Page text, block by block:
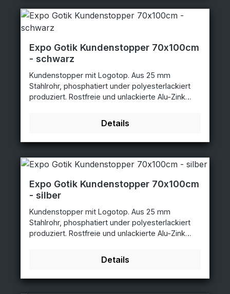
Expo Gotik Kundenstopper 70x100cm
- schwarz
Kundenstopper mit Logotop. Aus 25 mm
Stahlrohr, phosphatiert under polyesterlackiert
produziert. Rostfreie und unlackierte Alu-Zink
Magnet. Poster Größe: 70x100cmAbmessungen:
78x163cmLogo Größe: 71x37cm schwarz -
Details
Expo Gotik Kundenstopper 70x100cm
- silber
Kundenstopper mit Logotop. Aus 25 mm
Stahlrohr, phosphatiert under polyesterlackiert
produziert. Rostfreie und unlackierte Alu-Zink
Magnet. Poster Größe: 70x100cmAbmessungen:
78x163cmLogo Größe: 71x37cm silber -
Details